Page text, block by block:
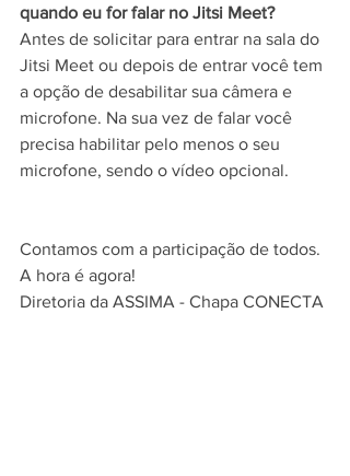
quando eu for falar no Jitsi Meet?
Antes de solicitar para entrar na sala do
Jitsi Meet ou depois de entrar você tem
a opção de desabilitar sua câmera e
microfone. Na sua vez de falar você
precisa habilitar pelo menos o seu
microfone, sendo o vídeo opcional.
Contamos com a participação de todos.
A hora é agora!
Diretoria da ASSIMA - Chapa CONECTA